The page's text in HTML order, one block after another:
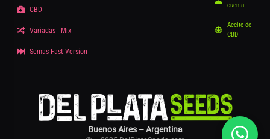
CBD
Variadas - Mix
Semas Fast Version
cuenta
Aceite de
CBD
Buenos Aires – Argentina